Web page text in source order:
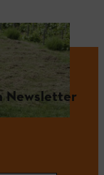
Newsletter